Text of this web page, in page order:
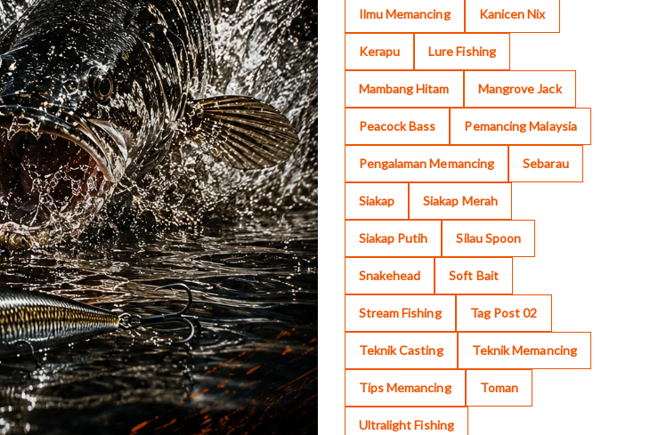
Ilmu Memancing Kanicen Nix
Kerapu Lure Fishing
Mambang Hitam Mangrove Jack
Peacock Bass Pemancing Malaysia
Pengalaman Memancing Sebarau
Siakap Siakap Merah
Siakap Putih Silau Spoon
Snakehead Soft Bait
Stream Fishing Tag Post 02
Teknik Casting Teknik Memancing
Tips Memancing Toman
Ultralight Fishing